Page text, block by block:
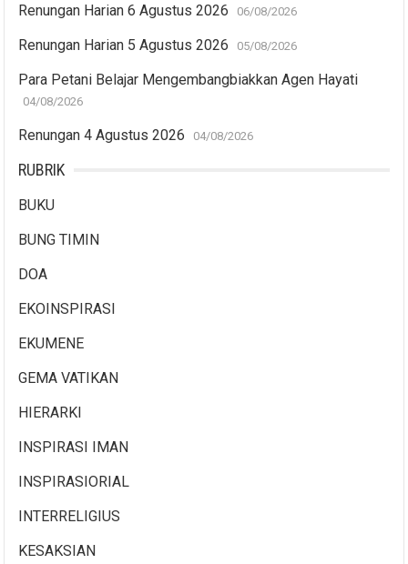
Renungan Harian 6 Agustus 2026 06/08/2026
Renungan Harian 5 Agustus 2026 05/08/2026
Para Petani Belajar Mengembangbiakkan Agen Hayati
04/08/2026
Renungan 4 Agustus 2026 04/08/2026
RUBRIK
BUKU
BUNG TIMIN
DOA
EKOINSPIRASI
EKUMENE
GEMA VATIKAN
HIERARKI
INSPIRASI IMAN
INSPIRASIORIAL
INTERRELIGIUS
KESAKSIAN